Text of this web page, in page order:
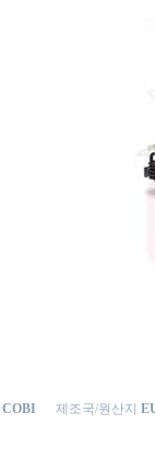
COBI 제조국/원산지